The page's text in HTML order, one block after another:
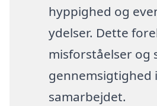
hyppighed og
ydelser. Dette
misforståelser og
gennemsigtighed i
samarbejdet.